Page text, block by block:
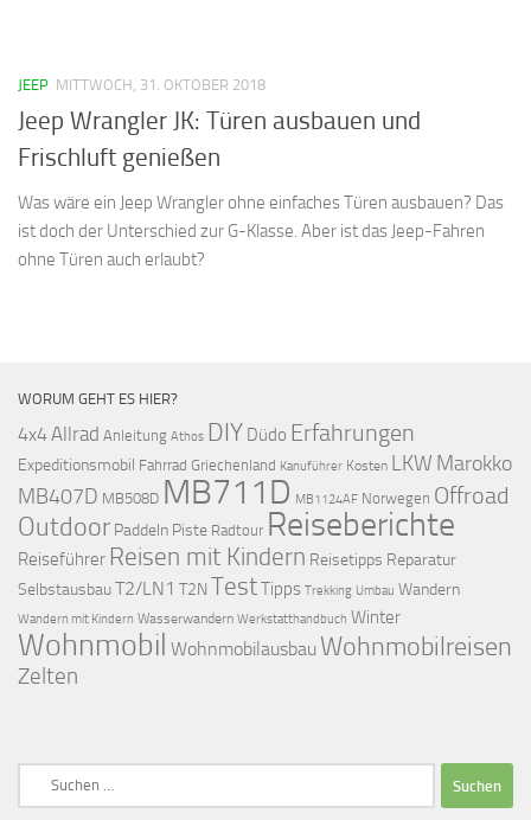
JEEP MITTWOCH, 31. OKTOBER 2018
Jeep Wrangler JK: Türen ausbauen und
Frischluft genießen
Was wäre ein Jeep Wrangler ohne einfaches Türen ausbauen? Das
ist doch der Unterschied zur G-Klasse. Aber ist das Jeep-Fahren
ohne Türen auch erlaubt?
WORUM GEHT ES HIER?
4x4Allrad Anleitung Athos DIY Düdo Erfahrungen
Expeditionsmobil Fahrrad Griechenland Kanuführer Kosten LKW Marokko
MB407D MB508D MB711D MB1124AF Norwegen Offroad
Outdoor Paddeln Piste Radtour Reiseberichte
Reiseführer Reisen mit Kindern Reisetipps Reparatur
SelbstausbauT2/LN1 T2N TestTipps Trekking Umbau Wandern
Wandern mit Kindern Wasserwandern Werkstatthandbuch Winter
Wohnmobil Wohnmobilausbau Wohnmobilreisen
Zelten